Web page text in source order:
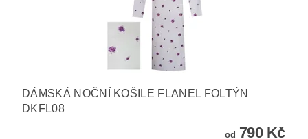
DÁMSKÁ NOČNÍ KOŠILE FLANEL FOLTÝN
DKFL08
od 790 Kč